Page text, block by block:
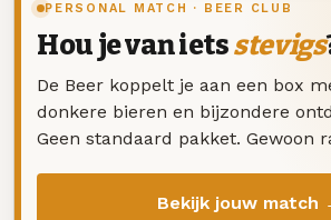
PERSONAL MATCH · BEER CLUB
Hou je van ietsstevigs
De Beer koppelt je aan een box
donkere bieren en bijzondere
Geen standaard pakket. Gewoon
Bekijk jouw match